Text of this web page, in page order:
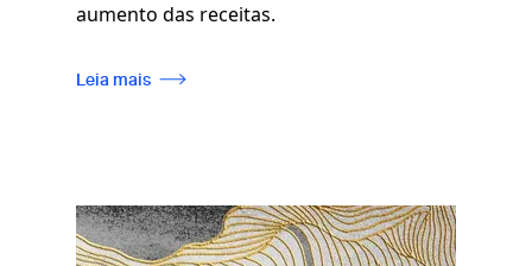
aumento das receitas.
Leia mais
Imagem